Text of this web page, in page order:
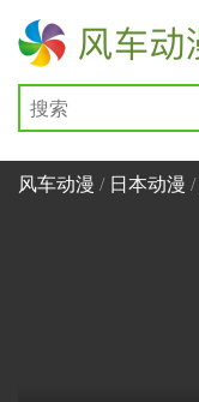
风车动漫
风车动漫 / 日本动漫 /